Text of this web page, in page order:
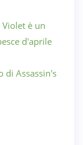
è un
d'aprile
di Assassin's